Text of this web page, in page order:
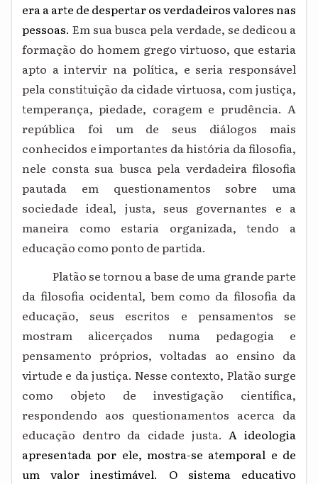
era a arte de despertar os verdadeiros valores nas
pessoas. Em sua busca pela verdade, se dedicou a
formação do homem grego virtuoso, que estaria
apto a intervir na política, e seria responsável
pela constituição da cidade virtuosa, com justiça,
temperança, piedade, coragem e prudência. A
república foi um de seus diálogos mais
conhecidos e importantes da história da filosofia,
nele consta sua busca pela verdadeira filosofia
pautada em questionamentos sobre uma
sociedade ideal, justa, seus governantes e a
maneira como estaria organizada, tendo a
educação como ponto de partida.
Platão se tornou a base de uma grande parte
da filosofia ocidental, bem como da filosofia da
educação, seus escritos e pensamentos se
mostram alicerçados numa pedagogia e
pensamento próprios, voltadas ao ensino da
virtude e da justiça. Nesse contexto, Platão surge
como objeto de investigação científica,
respondendo aos questionamentos acerca da
educação dentro da cidade justa.A ideologia
apresentada por ele, mostra-se atemporal e de
um valor inestimável. O sistema educativo